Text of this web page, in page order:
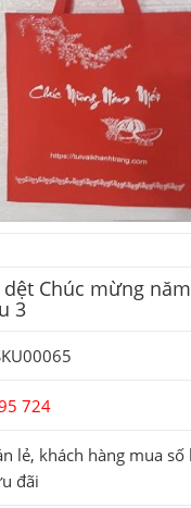
Chúc mừng
3
724
lẻ, khách hàng mua
đãi